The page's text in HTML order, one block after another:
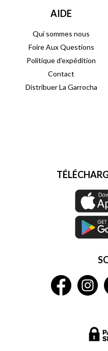
AIDE
Qui sommes nous
Foire Aux Questions
Politique d'expédition
Contact
Distribuer La Garrocha